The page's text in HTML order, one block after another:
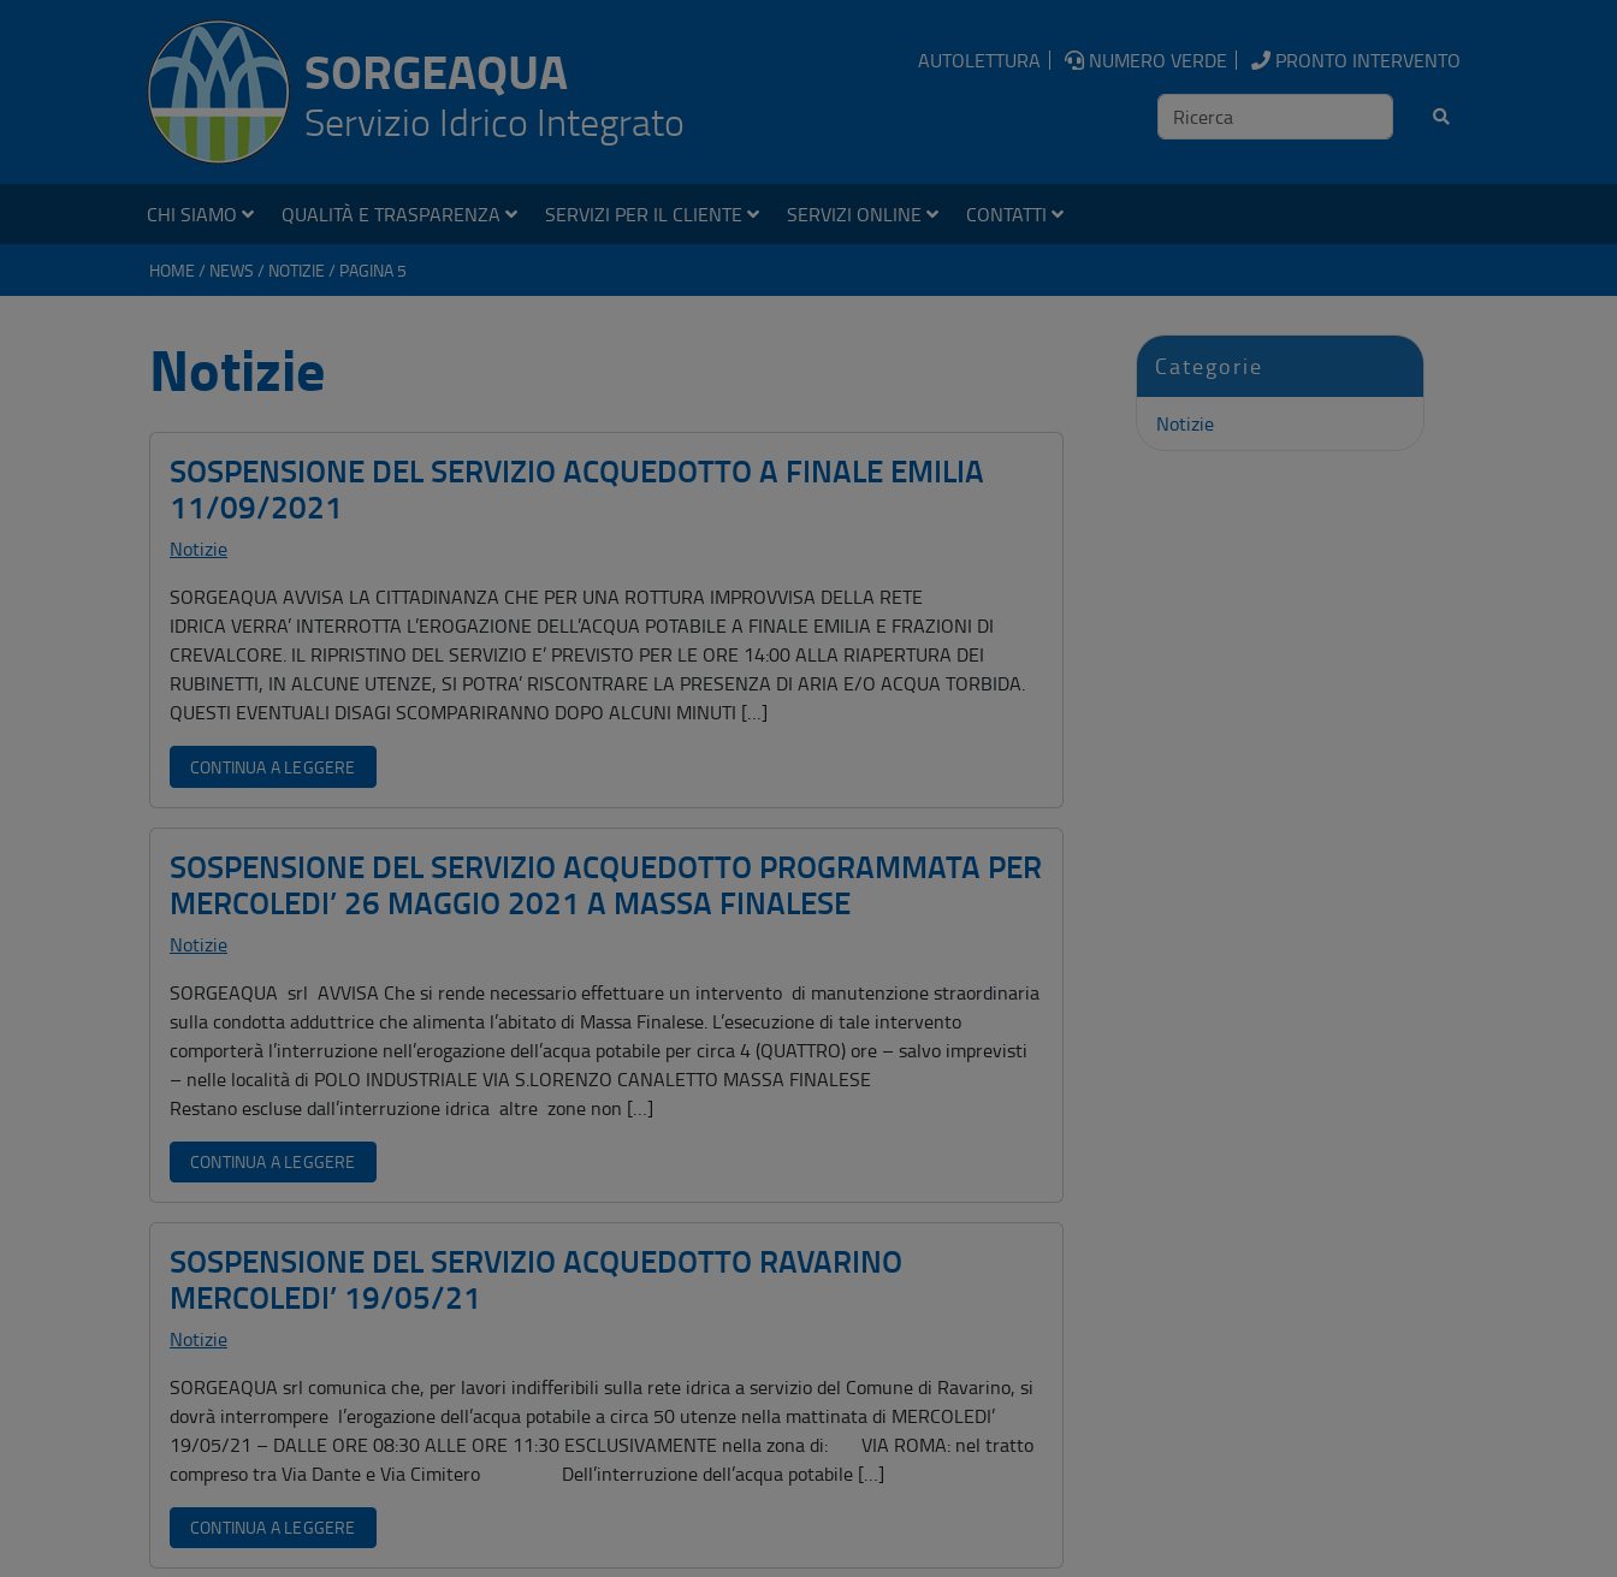
SORGEAQUA
Servizio Idrico Integrato
AUTOLETTURA NUMERO VERDE
PRONTO INTERVENTO
Ricerca
CHI SIAMO QUALITÀ E TRASPARENZA SERVIZI PER IL CLIENTE SERVIZI ONLINE CONTATTI
HOME NEWS NOTIZIE PAGINA 5
Notizie
SOSPENSIONE DEL SERVIZIO ACQUEDOTTO A FINALE EMILIA
11/09/2021
Notizie
SORGEAQUA AVVISA LA CITTADINANZA CHE PER UNA ROTTURA IMPROVVISA DELLA RETE
IDRICA VERRA’ INTERROTTA L’EROGAZIONE DELL’ACQUA POTABILE A FINALE EMILIA E FRAZIONI DI
CREVALCORE. IL RIPRISTINO DEL SERVIZIO E’ PREVISTO PER LE ORE 14:00 ALLA RIAPERTURA DEI
RUBINETTI, IN ALCUNE UTENZE, SI POTRA’ RISCONTRARE LA PRESENZA DI ARIA E/O ACQUA TORBIDA.
QUESTI EVENTUALI DISAGI SCOMPARIRANNO DOPO ALCUNI MINUTI […]
CONTINUA A LEGGERE
SOSPENSIONE DEL SERVIZIO ACQUEDOTTO PROGRAMMATA PER
MERCOLEDI’ 26 MAGGIO 2021 A MASSA FINALESE
Notizie
SORGEAQUA srl AVVISA Che si rende necessario effettuare un intervento di manutenzione straordinaria
sulla condotta adduttrice che alimenta l’abitato di Massa Finalese. L’esecuzione di tale intervento
comporterà l’interruzione nell’erogazione dell’acqua potabile per circa 4 (QUATTRO) ore – salvo imprevisti
– nelle località di POLO INDUSTRIALE VIA S.LORENZO CANALETTO MASSA FINALESE
Restano escluse dall’interruzione idrica altre zone non […]
CONTINUA A LEGGERE
SOSPENSIONE DEL SERVIZIO ACQUEDOTTO RAVARINO
MERCOLEDI’ 19/05/21
Notizie
SORGEAQUA srl comunica che, per lavori indifferibili sulla rete idrica a servizio del Comune di Ravarino, si
dovrà interrompere l’erogazione dell’acqua potabile a circa 50 utenze nella mattinata di MERCOLEDI’
19/05/21 – DALLE ORE 08:30 ALLE ORE 11:30 ESCLUSIVAMENTE nella zona di: VIA ROMA: nel tratto
compreso tra Via Dante e Via Cimitero Dell’interruzione dell’acqua potabile […]
CONTINUA A LEGGERE
Categorie
Notizie